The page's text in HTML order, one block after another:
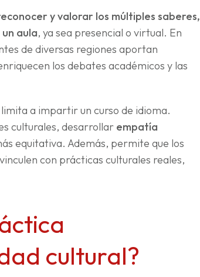
y valorar los múltiples saberes,
aula, ya sea presencial o virtual. En
de diversas regiones aportan
los debates académicos y las
a impartir un curso de idioma.
culturales, desarrollar empatía
equitativa. Además, permite que los
con prácticas culturales reales,
cultural?